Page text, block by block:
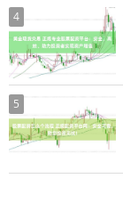
4
5